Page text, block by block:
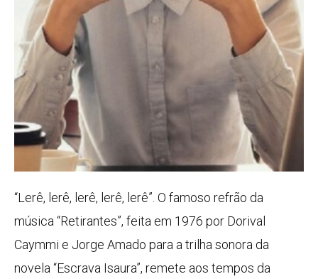
“Lerê, lerê, lerê, lerê, lerê”. O famoso refrão da
música “Retirantes”, feita em 1976 por Dorival
Caymmi e Jorge Amado para a trilha sonora da
novela “Escrava Isaura”, remete aos tempos da